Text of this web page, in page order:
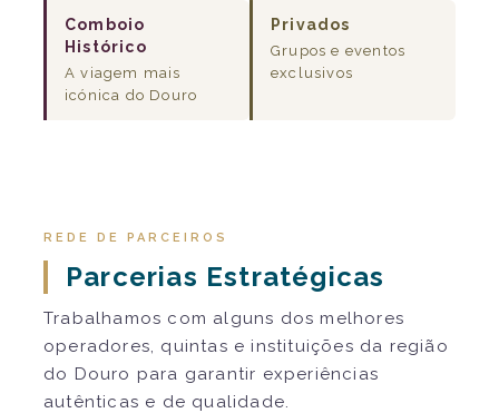
Comboio
Histórico
A viagem mais
icónica do Douro
Privados
Grupos e eventos
exclusivos
REDE DE PARCEIROS
Parcerias Estratégicas
Trabalhamos com alguns dos melhores
operadores, quintas e instituições da região
do Douro para garantir experiências
autênticas e de qualidade.